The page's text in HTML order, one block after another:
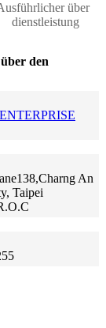
über
dienstleistung
den
An
Taipei